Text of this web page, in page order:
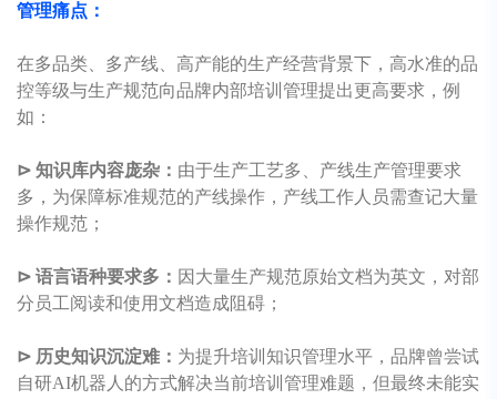
管理痛点：
在多品类、多产线、高产能的生产经营背景下，高水准的品
控等级与生产规范向品牌内部培训管理提出更高要求，例
如：
⊳ 知识库内容庞杂： 由于生产工艺多、产线生产管理要求
多，为保障标准规范的产线操作，产线工作人员需查记大量
操作规范；
⊳ 语言语种要求多： 因大量生产规范原始文档为英文，对部
分员工阅读和使用文档造成阻碍；
⊳ 历史知识沉淀难： 为提升培训知识管理水平，品牌曾尝试
自研AI机器人的方式解决当前培训管理难题，但最终未能实